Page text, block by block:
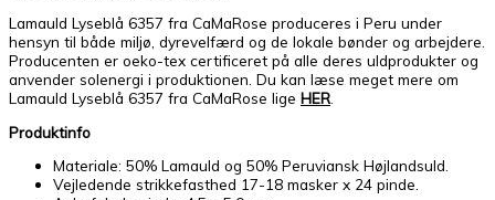
Lamauld Lyseblå 6357 fra CaMaRose produceres i Peru under
hensyn til både miljø, dyrevelfærd og de lokale bønder og arbejdere.
Producenten er oeko-tex certificeret på alle deres uldprodukter og
anvender solenergi i produktionen. Du kan læse meget mere om
Lamauld Lyseblå 6357 fra CaMaRose lige HER
Produktinfo
Materiale: 50% Lamauld og 50% Peruviansk Højlandsuld.
Vejledende strikkefasthed 17-18 masker x 24 pinde.